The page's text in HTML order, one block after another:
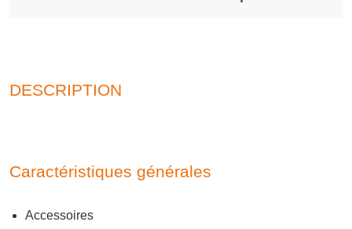
DESCRIPTION
Caractéristiques générales
Accessoires